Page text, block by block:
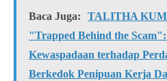
Baca Juga:
TALITHA KUM
"Trapped Behind the
Kewaspadaan terhadap
Berkedok Penipuan Kerja